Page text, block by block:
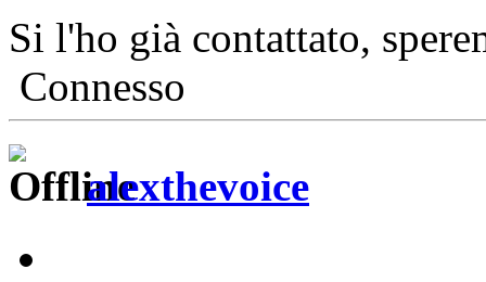
Si l'ho già contattato,
Connesso
alexthevoice